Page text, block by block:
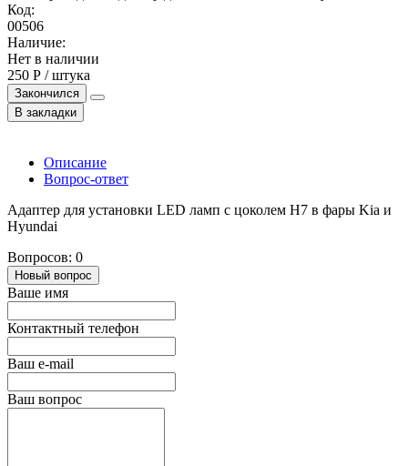
Код:
00506
Наличие:
Нет в наличии
250 Р / штука
Закончился
В закладки
Описание
Вопрос-ответ
Адаптер для установки LED ламп с цоколем H7 в фары Kia и
Hyundai
Вопросов: 0
Новый вопрос
Ваше имя
Контактный телефон
Ваш e-mail
Ваш вопрос